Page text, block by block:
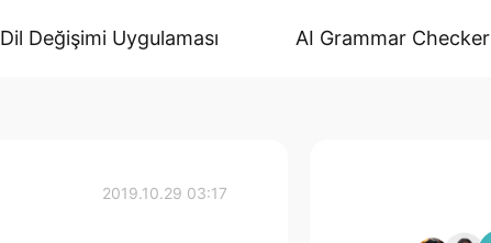
Dil Değişimi Uygulaması AI Grammar Checker
2019.10.29 03:17